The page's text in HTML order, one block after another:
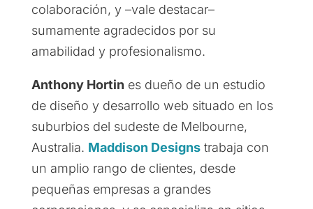
colaboración, y –vale destacar–
sumamente agradecidos por su
amabilidad y profesionalismo.
Anthony Hortin es dueño de un estudio
de diseño y desarrollo web situado en los
suburbios del sudeste de Melbourne,
Australia. Maddison Designstrabaja con
un amplio rango de clientes, desde
pequeñas empresas a grandes